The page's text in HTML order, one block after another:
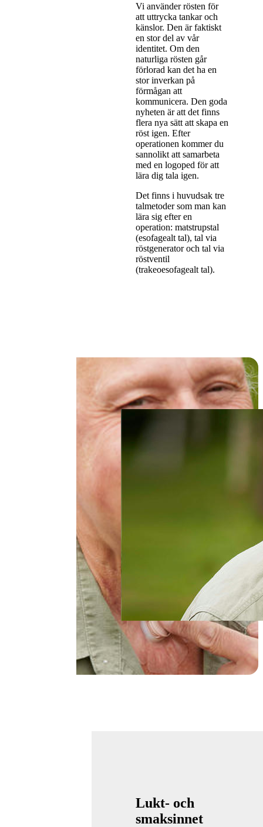
Vi använder rösten för
att uttrycka tankar och
känslor. Den är faktiskt
en stor del av vår
identitet. Om den
naturliga rösten går
förlorad kan det ha en
stor inverkan på
förmågan att
kommunicera. Den goda
nyheten är att det finns
flera nya sätt att skapa en
röst igen. Efter
operationen kommer du
sannolikt att samarbeta
med en logoped för att
lära dig tala igen.
Det finns i huvudsak tre
talmetoder som man kan
lära sig efter en
operation: matstrupstal
(esofagealt tal), tal via
röstgenerator och tal via
röstventil
(trakeoesofagealt tal).
Lukt- och
smaksinnet